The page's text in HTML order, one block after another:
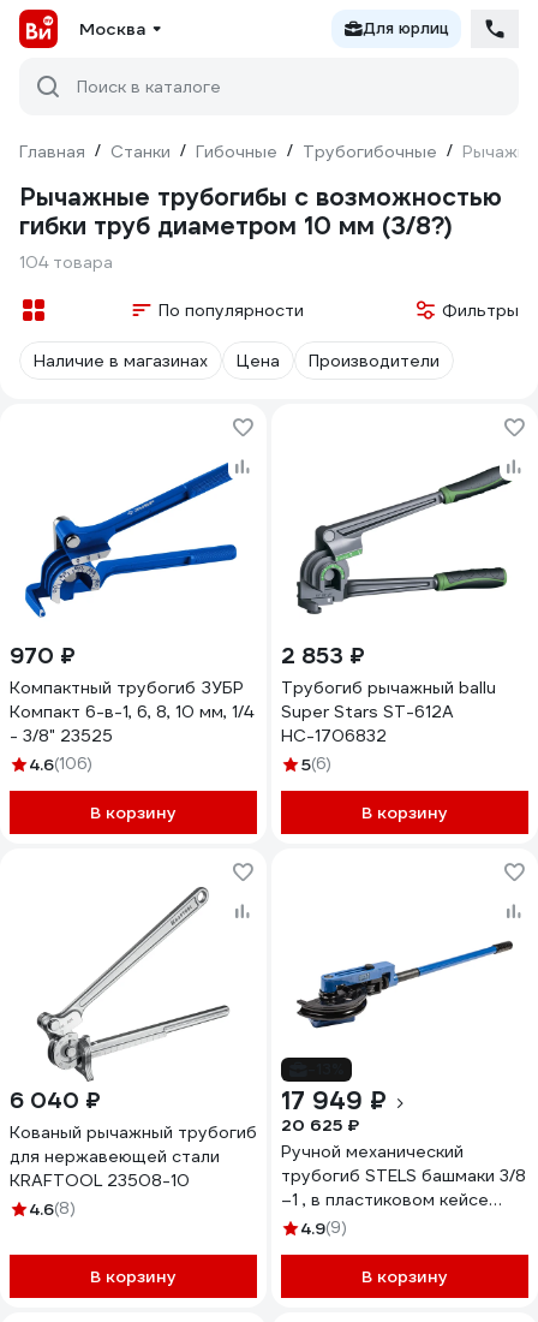
Москва Для юрлиц
Поиск в каталоге
Главная / Станки / Гибочные / Трубогибочные /
Рычажные трубогибы с возможностью
гибки труб диаметром 10 мм (3/8?)
104 товара
По популярности Фильтры
Наличие в магазинах Цена Производители
970 ₽
Компактный трубогиб ЗУБР
Компакт 6-в-1, 6, 8, 10 мм, 1/4
- 3/8" 23525
4.6(106)
В корзину
2 853 ₽
Трубогиб рычажный ballu
Super Stars ST-612A
НС-1706832
5(6)
В корзину
6 040 ₽
Кованый рычажный трубогиб
для нержавеющей стали
KRAFTOOL 23508-10
4.6(8)
В корзину
17 949 ₽
20 625 ₽
Ручной механический
трубогиб STELS башмаки 3/8
–1 , в пластиковом кейсе
18112
4.9(9)
В корзину